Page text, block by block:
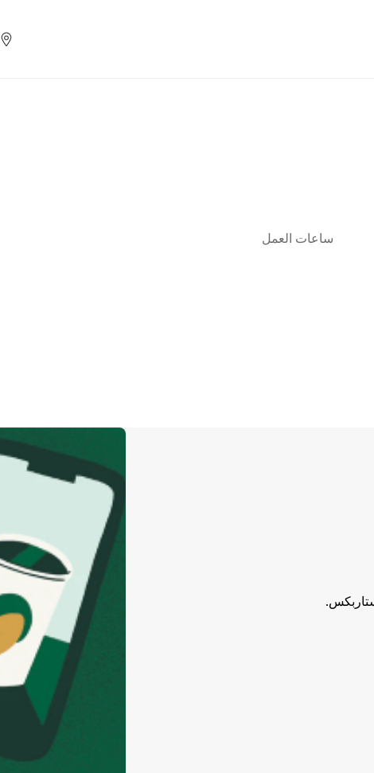
ساعات العمل
ستاربكس.